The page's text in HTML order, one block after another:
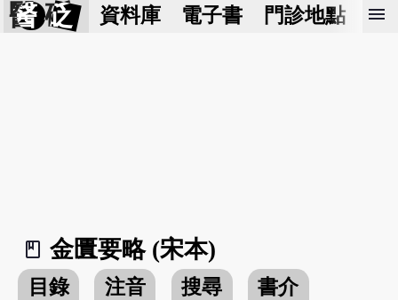
醫 砭 資料庫 電子書 門診地點 預
menu
book_2
金匱要略 (宋本)
目錄 注音 搜尋
書介